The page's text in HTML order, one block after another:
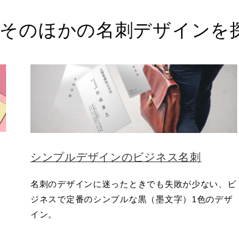
そのほかの名刺デザインを
シンプルデザインのビジネス名刺
名刺のデザインに迷ったときでも失敗が少ない、ビ
ジネスで定番のシンプルな黒（墨文字）1色のデザ
イン。